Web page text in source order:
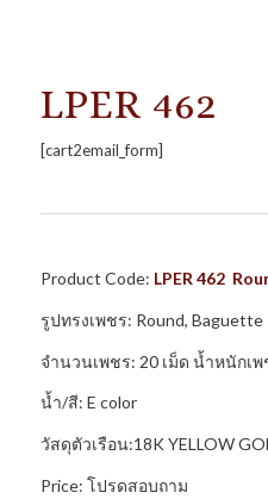
LPER 462
[cart2email_form]
Product Code: LPER 462
รูปทรงเพชร: Round, Baguette
จำนวนเพชร: 20 เม็ด น้ำหนักเ
น้ำ/สี: E color
วัสดุตัวเรือน:18K YELLOW
Price: โปรดสอบถาม